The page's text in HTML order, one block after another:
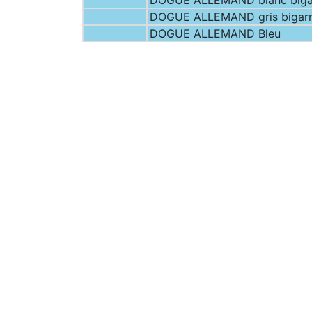
DOGUE ALLEMAND gris
DOGUE ALLEMAND Bleu